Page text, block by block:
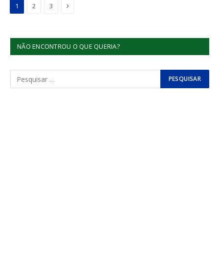
1 2 3 Proximo
NÃO ENCONTROU O QUE QUERIA?